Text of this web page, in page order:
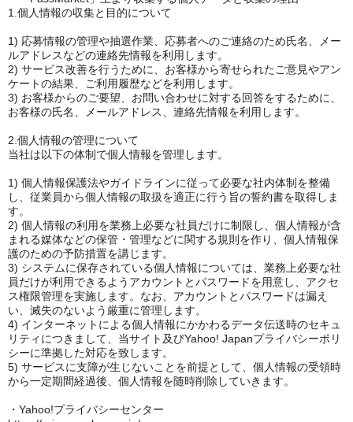
1.個人情報の収集と目的について
1) 応募情報の管理や抽選作業、応募者へのご連絡のため氏名、メー
ルアドレスなどの連絡先情報を利用します。
2) サービス改善を行うために、お客様から寄せられたご意見やアン
ケートの結果、ご利用履歴などを利用します。
3) お客様からのご要望、お問い合わせに対する回答をするために、
お客様の氏名、メールアドレス、連絡先情報を利用します。
2.個人情報の管理について
当社は以下の体制で個人情報を管理します。
1) 個人情報保護法やガイドラインに従って必要な社内体制を整備
し、従業員から個人情報の取扱を適正に行う旨の誓約書を取得しま
す。
2) 個人情報の利用を業務上必要な社員だけに制限し、個人情報が含
まれる媒体などの保管・管理などに関する規則を作り、個人情報保
護のための予防措置を講じます。
3) システムに保存されている個人情報については、業務上必要な社
員だけが利用できるようアカウントとパスワードを用意し、アクセ
ス権限管理を実施します。なお、アカウントとパスワードは漏え
い、滅失のないよう厳重に管理します。
4) インターネットによる個人情報にかかわるデータ伝送時のセキュ
リティにつきまして、当サイト及びYahoo! Japanプライバシーポリ
シーに準拠した対応を致します。
5) サービスに支障が生じないことを前提として、個人情報の受領時
から一定期間経過後、個人情報を随時削除していきます。
・Yahoo!プライバシーセンター